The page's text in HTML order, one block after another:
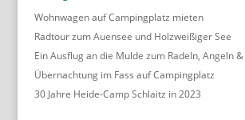
Wohnwagen auf Campingplatz mieten
Radtour zum Auensee und Holzweißiger See
Ein Ausflug an die Mulde zum Radeln, Angeln
Übernachtung im Fass auf Campingplatz
30 Jahre Heide-Camp Schlaitz in 2023